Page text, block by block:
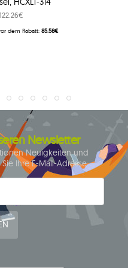
122.26€
dem Rabatt: 85.58€
Newsletter
Neuigkeiten und
Ihre E-Mail-Adresse: